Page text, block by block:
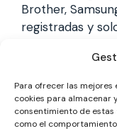
Para ofrecer las mejores
cookies para almacenar
consentimiento de
como el
Brother,
registradas y
marcas, y solo
somos un
totalmente